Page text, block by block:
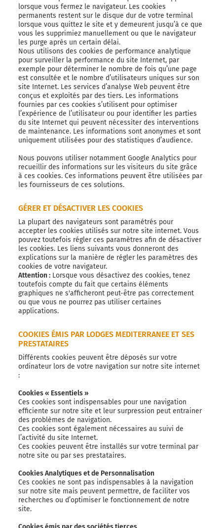
lorsque vous fermez le navigateur. Les cookies
permanents restent sur le disque dur de votre terminal
lorsque vous quittez le site et y demeurent jusqu’à ce que
vous les supprimiez manuellement ou que le navigateur
les purge après un certain délai.
Nous utilisons des cookies de performance analytique
pour surveiller la performance du site Internet, par
exemple pour déterminer le nombre de fois qu’une page
est consultée et le nombre d’utilisateurs uniques sur son
site Internet. Les services d’analyse Web peuvent être
conçus et exploités par des tiers. Les informations
fournies par ces cookies s’utilisent pour optimiser
l’expérience de l’utilisateur ou pour identifier les parties
du site Internet qui peuvent nécessiter des interventions
de maintenance. Les informations sont anonymes et sont
uniquement utilisées pour des statistiques d’audience.
Nous pouvons utiliser notamment Google Analytics pour
recueillir des informations sur les visiteurs du site grâce
à ces cookies. Ces informations peuvent être utilisées par
les fournisseurs de ces solutions.
GÉRER ET DÉSACTIVER LES COOKIES
La plupart des navigateurs sont paramétrés pour
accepter les cookies utilisés sur notre site internet. Vous
pouvez toutefois régler ces paramètres afin de désactiver
les cookies. Les liens suivants vous donneront des
explications sur la manière de régler les paramètres des
cookies de votre navigateur.
Attention : Lorsque vous désactivez des cookies, tenez
toutefois compte du fait que certains éléments
graphiques ne s'afficheront peut-être pas correctement
ou que vous ne pourrez pas utiliser certaines
applications.
COOKIES ÉMIS PAR LODGES MEDITERRANEE ET SES
PRESTATAIRES
Différents cookies peuvent être déposés sur votre
ordinateur lors de votre navigation sur notre site internet
:
Cookies « Essentiels »
Ces cookies sont indispensables pour une navigation
efficiente sur notre site et leur surpression peut entrainer
des problèmes de navigation.
Ces cookies sont également nécessaires au suivi de
l’activité du site Internet.
Ces cookies peuvent être installés sur votre terminal par
notre site ou par ses prestataires.
Cookies Analytiques et de Personnalisation
Ces cookies ne sont pas indispensables à la navigation
sur notre site mais peuvent permettre, de faciliter vos
recherches ou d’optimiser le fonctionnement de notre
site.